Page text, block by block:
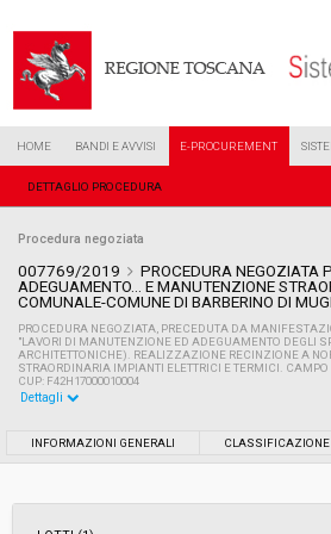
HOME BANDI E AVVISI E-PROCUREMENT
DETTAGLIO PROCEDURA
Procedura negoziata
007769/2019
PROCEDURA NEGOZIATA
ADEGUAMENTO... E MANUTENZIONE
COMUNALE-COMUNE DI BARBERINO DI
PROCEDURA NEGOZIATA, PRECEDUTA DA
"LAVORI DI MANUTENZIONE ED ADEGUAMENTO DEGLI
ARCHITETTONICHE). REALIZZAZIONE RECINZIONE A
STRAORDINARIA IMPIANTI ELETTRICI E TERMICI.
CUP: F42H17000010004
Dettagli
INFORMAZIONI GENERALI CLASSIFICAZIONE